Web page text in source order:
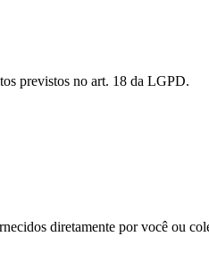
previstos no art. 18 da LGPD.
diretamente por você ou